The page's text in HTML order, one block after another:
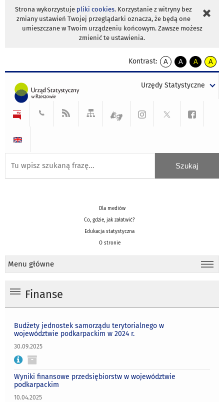
Strona wykorzystuje pliki cookies. Korzystanie z witryny bez
zmiany ustawień Twojej przeglądarki oznacza, że będą one
umieszczane w Twoim urządzeniu końcowym. Zawsze możesz
zmienić te ustawienia.
Kontrast:
A
kontrast
A
kontrast
tekst
czarnym
A
kontrast
tekst
czarnym
A
tekst
żółtym
Urzędy Statystyczne
Dla mediów
Co, gdzie, jak załatwić?
Edukacja statystyczna
O stronie
Menu główne
Finanse
Budżety jednostek samorządu terytorialnego w
województwie podkarpackim w 2024 r.
30.09.2025
Wyniki finansowe przedsiębiorstw w województwie
podkarpackim
10.04.2025